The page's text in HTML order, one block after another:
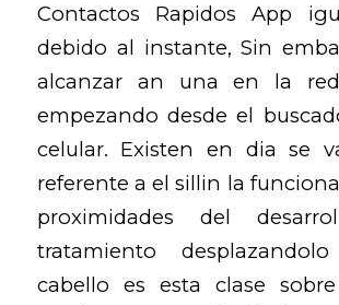
Contactos Rapidos App
debido al instante, Sin
alcanzar an una en la
empezando desde el
celular. Existen en dia se
referente a el sillin la
proximidades del
tratamiento
cabello es esta clase